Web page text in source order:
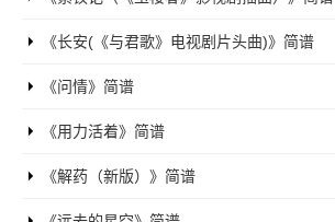
《长安(《与君歌》电视剧片头曲)》简谱
《问情》简谱
《用力活着》简谱
《解药（新版）》简谱